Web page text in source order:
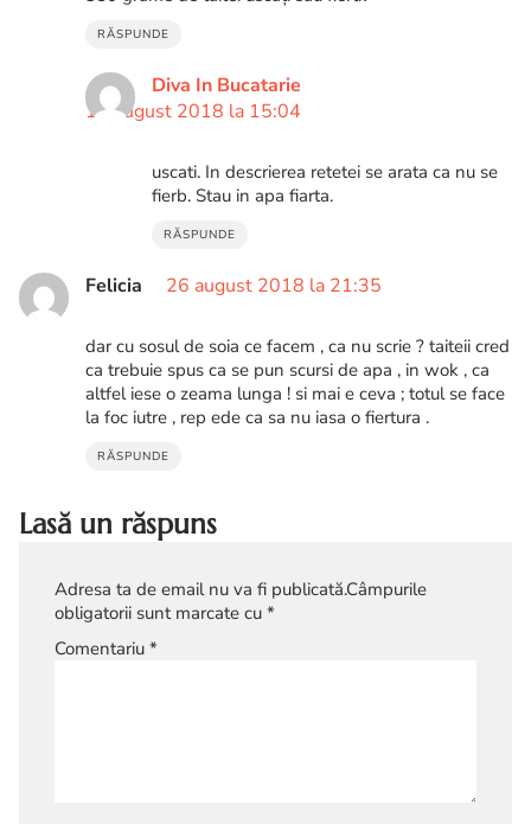
RĂSPUNDE
Diva In Bucatarie
14 august 2018 la 15:04
uscati. In descrierea retetei se arata ca nu se
fierb. Stau in apa fiarta.
RĂSPUNDE
Felicia 26 august 2018 la 21:35
dar cu sosul de soia ce facem , ca nu scrie ? taiteii cred
ca trebuie spus ca se pun scursi de apa , in wok , ca
altfel iese o zeama lunga ! si mai e ceva ; totul se face
la foc iutre , rep ede ca sa nu iasa o fiertura .
RĂSPUNDE
Lasă un răspuns
Adresa ta de email nu va fi publicată.Câmpurile
obligatorii sunt marcate cu *
Comentariu *